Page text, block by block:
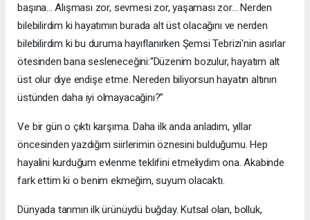
başına... Alışması zor, sevmesi zor, yaşaması zor... Nerden
bilebilirdim ki hayatımın burada alt üst olacağını ve nerden
bilebilirdim ki bu duruma hayıflanırken Şemsi Tebrizi'nin asırlar
ötesinden bana sesleneceğini:“Düzenim bozulur, hayatım alt
üst olur diye endişe etme. Nereden biliyorsun hayatın altının
üstünden daha iyi olmayacağinı?”
Ve bir gün o çıktı karşıma. Daha ilk anda anladım, yıllar
öncesinden yazdığım siirlerimin öznesini bulduğumu. Hep
hayalini kurduğum evlenme teklifini etmeliydim ona. Akabinde
fark ettim ki o benim ekmeğim, suyum olacaktı.
Dünyada tarımın ilk ürünüydü buğday. Kutsal olan, bolluk,